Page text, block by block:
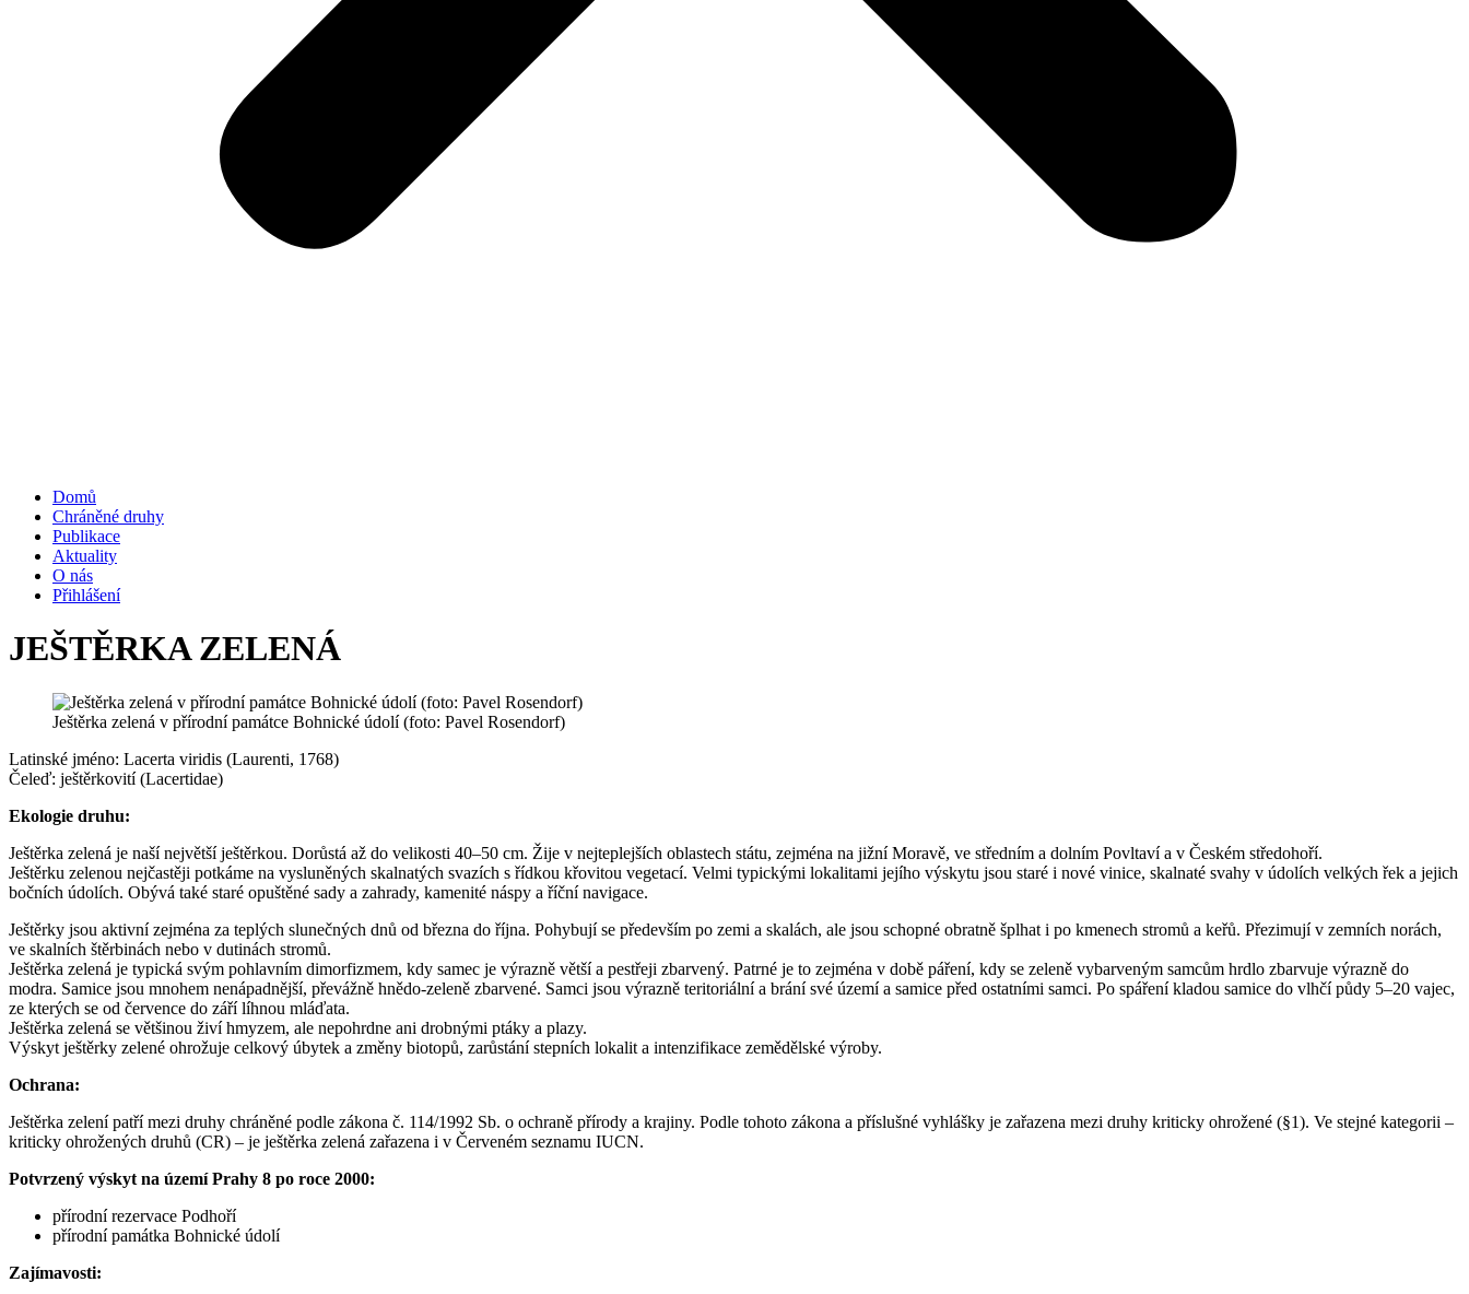
Domů
Chráněné druhy
Publikace
Aktuality
O nás
Přihlášení
JEŠTĚRKA ZELENÁ
Ještěrka zelená v přírodní památce Bohnické údolí (foto: Pavel Rosendorf)
Latinské jméno: Lacerta viridis (Laurenti, 1768)
Čeleď: ještěrkovití (Lacertidae)
Ekologie druhu:
Ještěrka zelená je naší největší ještěrkou. Dorůstá až do velikosti 40–50 cm. Žije v nejteplejších oblastech státu, zejména na jižní Moravě, ve středním a dolním Povltaví a v Českém středohoří.
Ještěrku zelenou nejčastěji potkáme na vysluněných skalnatých svazích s řídkou křovitou vegetací. Velmi typickými lokalitami jejího výskytu jsou staré i nové vinice, skalnaté svahy v údolích velkých řek a jejich
bočních údolích. Obývá také staré opuštěné sady a zahrady, kamenité náspy a říční navigace.
Ještěrky jsou aktivní zejména za teplých slunečných dnů od března do října. Pohybují se především po zemi a skalách, ale jsou schopné obratně šplhat i po kmenech stromů a keřů. Přezimují v zemních norách,
ve skalních štěrbinách nebo v dutinách stromů.
Ještěrka zelená je typická svým pohlavním dimorfizmem, kdy samec je výrazně větší a pestřeji zbarvený. Patrné je to zejména v době páření, kdy se zeleně vybarveným samcům hrdlo zbarvuje výrazně do
modra. Samice jsou mnohem nenápadnější, převážně hnědo-zeleně zbarvené. Samci jsou výrazně teritoriální a brání své území a samice před ostatními samci. Po spáření kladou samice do vlhčí půdy 5–20 vajec,
ze kterých se od července do září líhnou mláďata.
Ještěrka zelená se většinou živí hmyzem, ale nepohrdne ani drobnými ptáky a plazy.
Výskyt ještěrky zelené ohrožuje celkový úbytek a změny biotopů, zarůstání stepních lokalit a intenzifikace zemědělské výroby.
Ochrana:
Ještěrka zelení patří mezi druhy chráněné podle zákona č. 114/1992 Sb. o ochraně přírody a krajiny. Podle tohoto zákona a příslušné vyhlášky je zařazena mezi druhy kriticky ohrožené (§1). Ve stejné kategorii –
kriticky ohrožených druhů (CR) – je ještěrka zelená zařazena i v Červeném seznamu IUCN.
Potvrzený výskyt na území Prahy 8 po roce 2000:
přírodní rezervace Podhoří
přírodní památka Bohnické údolí
Zajímavosti: